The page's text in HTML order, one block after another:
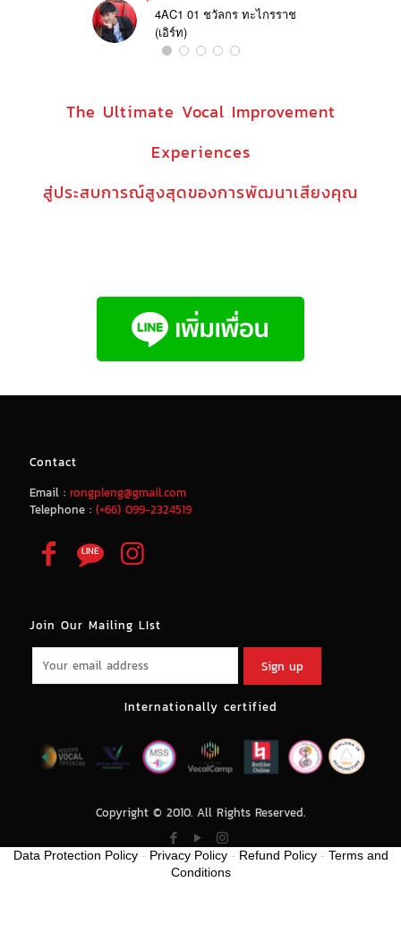
4AC1 01 ชวัลกร ทะไกรราช
(เอิร์ท)
The Ultimate Vocal Improvement
Experiences
สู่ประสบการณ์สูงสุดของการพัฒนาเสียงคุณ
Contact
Email : rongpleng@gmail.com
Telephone : (+66) 099-2324519
Join Our Mailing LIst
Internationally certified
Copyright © 2010. All Rights Reserved.
Data Protection Policy- Privacy Policy- Refund Policy- Terms and
Conditions